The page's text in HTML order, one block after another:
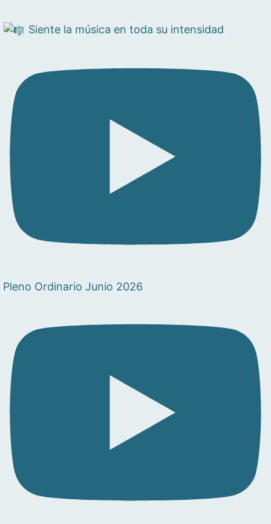
Siente la música en toda su intensidad
Pleno Ordinario Junio 2026